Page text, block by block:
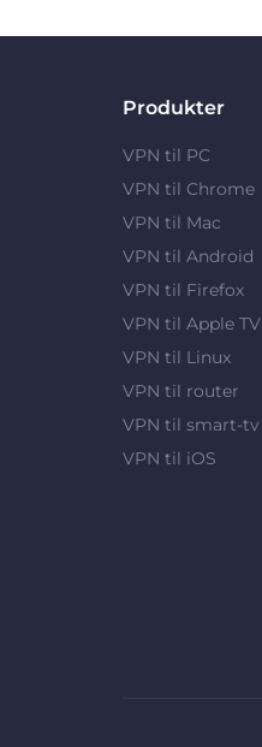
Produkter
VPN til PC
VPN til Chrome
VPN til Mac
VPN til Android
VPN til Firefox
VPN til Apple TV
VPN til Linux
VPN til router
VPN til smart-tv
VPN til iOS